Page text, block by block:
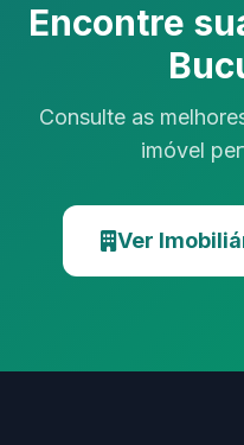
Encontre
Consulte as
imóvel
Ver